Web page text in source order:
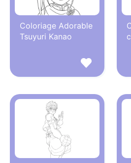
Coloriage Adorable
Tsuyuri Kanao